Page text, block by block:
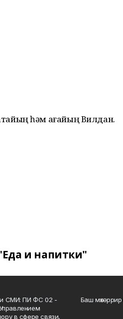
һәм ағайың Вилдан.
и напитки"
СМИ: ПИ ФС 02 -
в сфере связи,
Баш